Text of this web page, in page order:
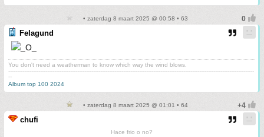
• zaterdag 8 maart 2025 @ 00:58 • 63
Felagund
You don't need a weatherman to know which way the wind blows.
-------------------------------------------------------------------------------------------------------------------------------------------
--
Album top 100 2024
• zaterdag 8 maart 2025 @ 01:01 • 64
chufi
Hace frio o no?